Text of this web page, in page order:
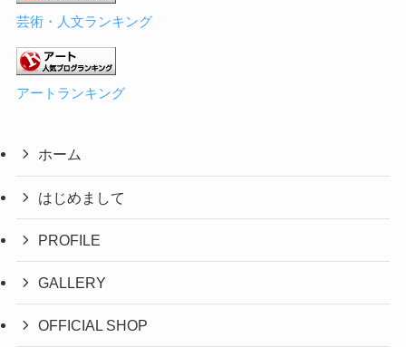
芸術・人文ランキング
アートランキング
ホーム
はじめまして
PROFILE
GALLERY
OFFICIAL SHOP